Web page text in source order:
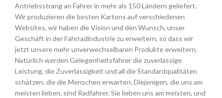
Antriebsstrang an Fahrer in mehr als 150 Ländern geliefert.
Wir produzieren die besten Kartons auf verschiedenen
Websites, wir haben die Vision und den Wunsch, unser
Geschäft in der Fahrradindustrie zu erweitern, so dass wir
jetzt unsere mehr unverwechselbaren Produkte erweitern.
Natürlich werden Gelegenheitsfahrer die zuverlässige
Leistung, die Zuverlässigkeit und all die Standardqualitäten
schätzen, die die Menschen erwarten. Diejenigen, die uns am
meisten lieben, sind Radfahrer. Sie lieben uns am meisten, und